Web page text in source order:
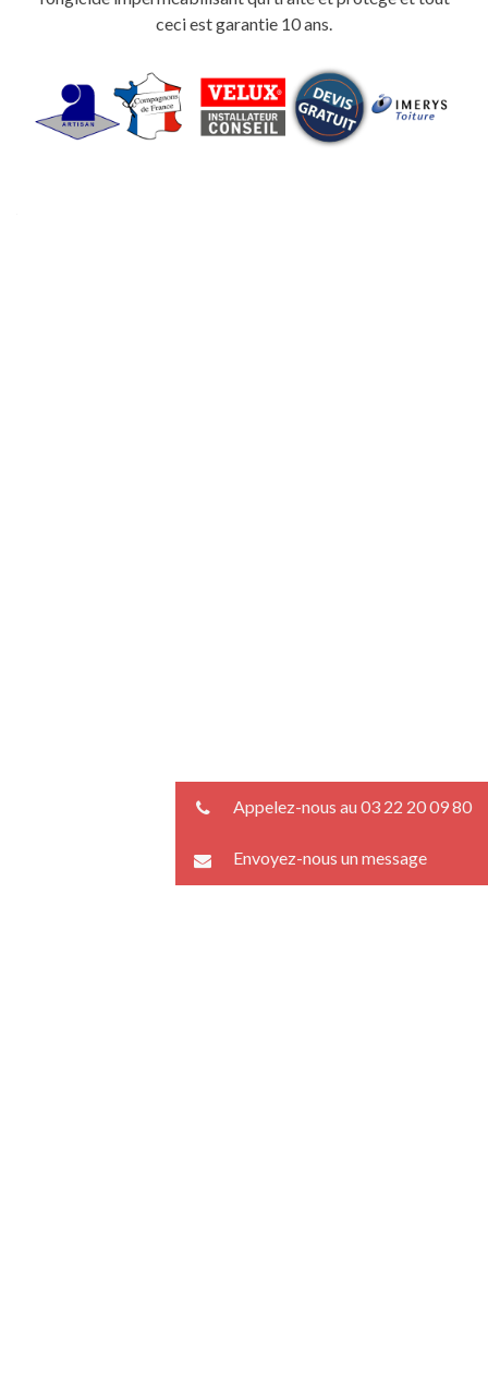
ceci est garantie 10 ans.
Appelez-nous au 03 22 20 09 80
Envoyez-nous un message